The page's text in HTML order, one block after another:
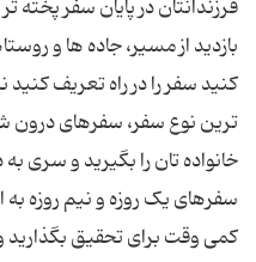
فرزندانتان در پایان سفر پخته
بازدید از مسیر، جاده ها و
کنید سفر را در راه تعریف
ترین نوع سفر، سفرهای
خانواده تان را بگیرید و سری
سفرهای یک روزه و نیم روزه
کمی وقت برای تحقیق بگذارید